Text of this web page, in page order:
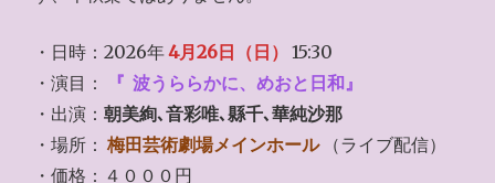
・日時：2026年4月26日（日）
15:30
・演目：
『 波うららかに、めおと日和』
・出演： 朝美絢､音彩唯､縣千､華純沙那
・場所： 梅田芸術劇場メインホール
（ライブ配信）
・価格：４０００円